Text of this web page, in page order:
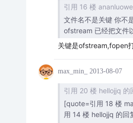
引用 16 楼
文件名不是关键 你不
ofstream 已经把文件
关键是ofstream,fopen
max_min_ 2013-08-07
引用 20 楼 hellojjq 的
[quote=引用 18 楼
用 14 楼 hellojjq 的